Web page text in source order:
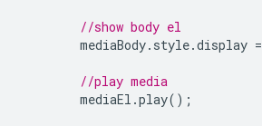
//show body el
mediaBody. style.display =
//play media
mediaEl .play();